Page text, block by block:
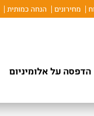
מחירונים הנחה כמותית
הדפסה על אלומיניום